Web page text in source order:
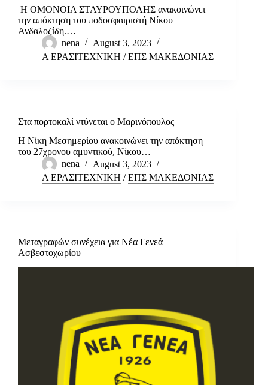
Η ΟΜΟΝΟΙΑ ΣΤΑΥΡΟΥΠΟΛΗΣ ανακοινώνει
την απόκτηση του ποδοσφαιριστή Νίκου
Ανδαλοζίδη.…
nena
August 3, 2023
Α ΕΡΑΣΙΤΕΧΝΙΚΗ /ΕΠΣ ΜΑΚΕΔΟΝΙΑΣ
Στα πορτοκαλί ντύνεται ο Μαρινόπουλος
Η Νίκη Μεσημερίου ανακοινώνει την απόκτηση
του 27χρονου αμυντικού, Νίκου…
nena
August 3, 2023
Α ΕΡΑΣΙΤΕΧΝΙΚΗ /ΕΠΣ ΜΑΚΕΔΟΝΙΑΣ
Μεταγραφών συνέχεια για Νέα Γενεά
Ασβεστοχωρίου